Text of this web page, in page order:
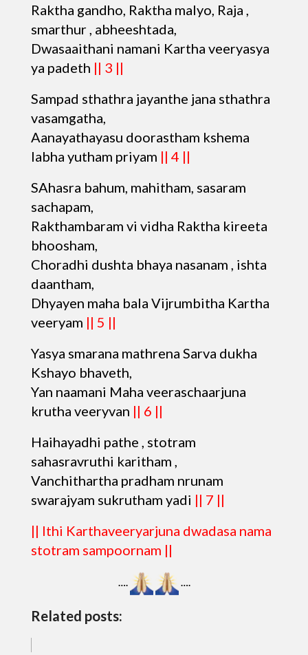
Raktha gandho, Raktha malyo, Raja ,
smarthur , abheeshtada,
Dwasaaithani namani Kartha veeryasya
ya padeth || 3 ||
Sampad sthathra jayanthe jana sthathra
vasamgatha,
Aanayathayasu doorastham kshema
labha yutham priyam || 4 ||
SAhasra bahum, mahitham, sasaram
sachapam,
Rakthambaram vi vidha Raktha kireeta
bhoosham,
Choradhi dushta bhaya nasanam , ishta
daantham,
Dhyayen maha bala Vijrumbitha Kartha
veeryam || 5 ||
Yasya smarana mathrena Sarva dukha
Kshayo bhaveth,
Yan naamani Maha veeraschaarjuna
krutha veeryvan || 6 ||
Haihayadhi pathe , stotram
sahasravruthi karitham ,
Vanchithartha pradham nrunam
swarajyam sukrutham yadi || 7 ||
|| Ithi Karthaveeryarjuna dwadasa nama
stotram sampoornam ||
…. ….
Related posts: